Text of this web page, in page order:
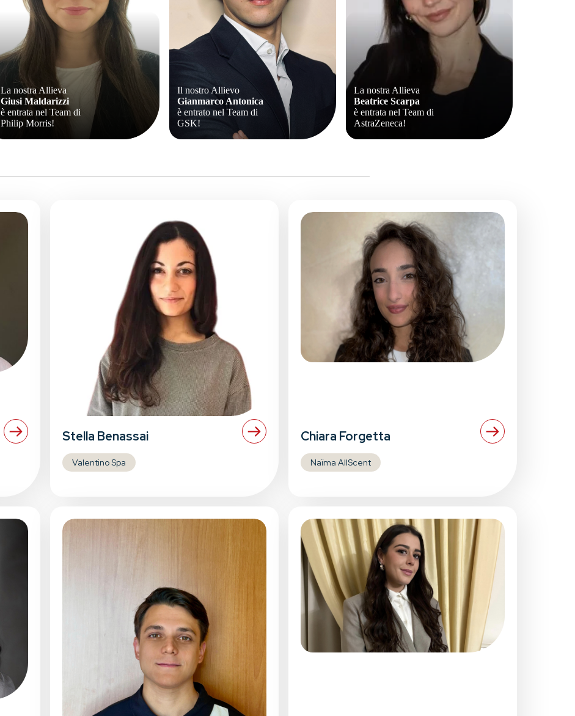
La nostra Allieva
Giusi Maldarizzi
è entrata nel Team di
Philip Morris!
Il nostro Allievo
Gianmarco Antonica
è entrato nel Team di
GSK!
La nostra Allieva
Beatrice Scarpa
è entrata nel Team di
AstraZeneca!
Stella Benassai
Valentino Spa
Chiara Forgetta
Naïma AllScent